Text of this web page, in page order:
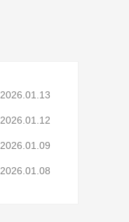
2026.01.13
2026.01.12
2026.01.09
2026.01.08